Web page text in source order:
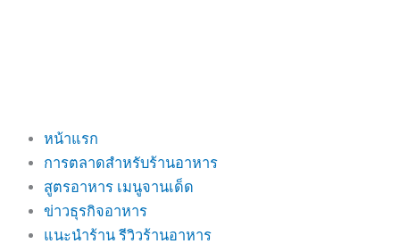
หน้าแรก
การตลาดสำหรับร้านอาหาร
สูตรอาหาร เมนูจานเด็ด
ข่าวธุรกิจอาหาร
แนะนำร้าน รีวิวร้านอาหาร